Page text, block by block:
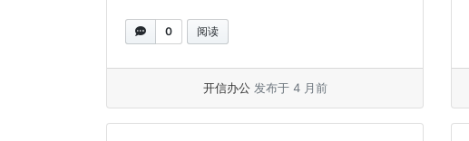
0 阅读
开信办公 发布于 4 月前